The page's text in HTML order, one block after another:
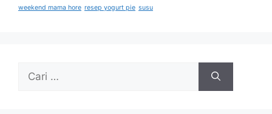
weekend mama hore resep yogurt pie susu